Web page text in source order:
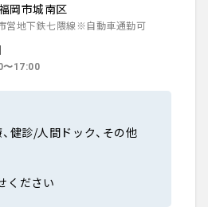
岡市城南区
営地下鉄七隈線※自動車通勤可
〜17:00
健診/人間ドック、その他
ください